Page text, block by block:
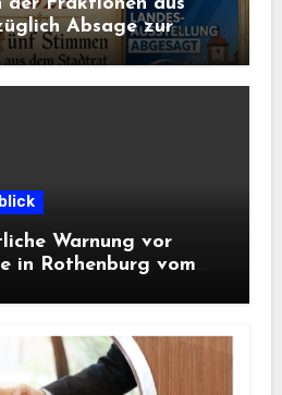
Absage zur
2028
Warnung vor
in Rothenburg vom